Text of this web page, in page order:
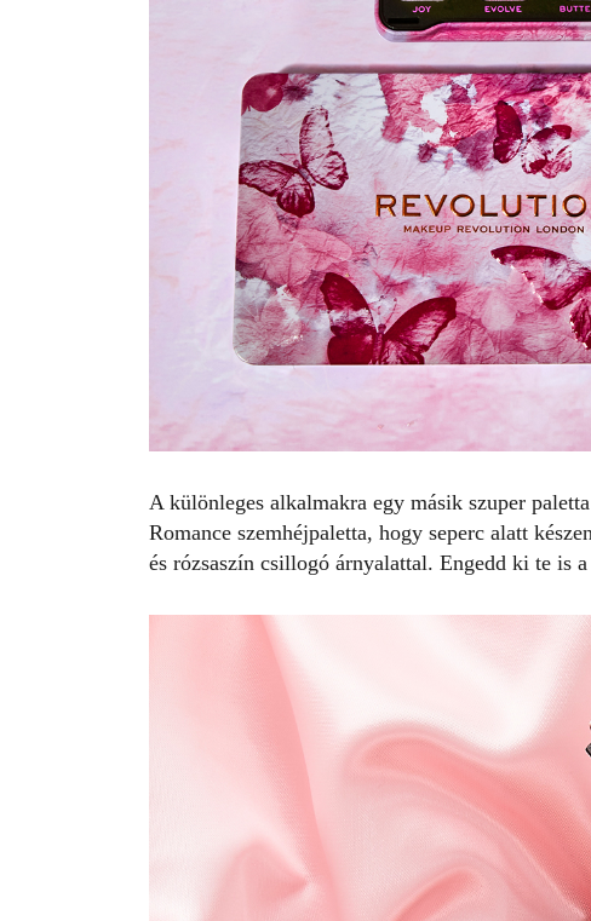
A különleges alkalmakra egy másik szuper
Romance szemhéjpaletta, hogy seperc alatt
és rózsaszín csillogó árnyalattal. Engedd ki te is